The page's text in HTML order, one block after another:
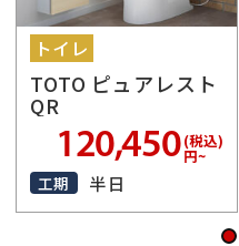
トイレ
TOTO ピュアレスト
QR
120,450 (税込)
円~
工期 半日